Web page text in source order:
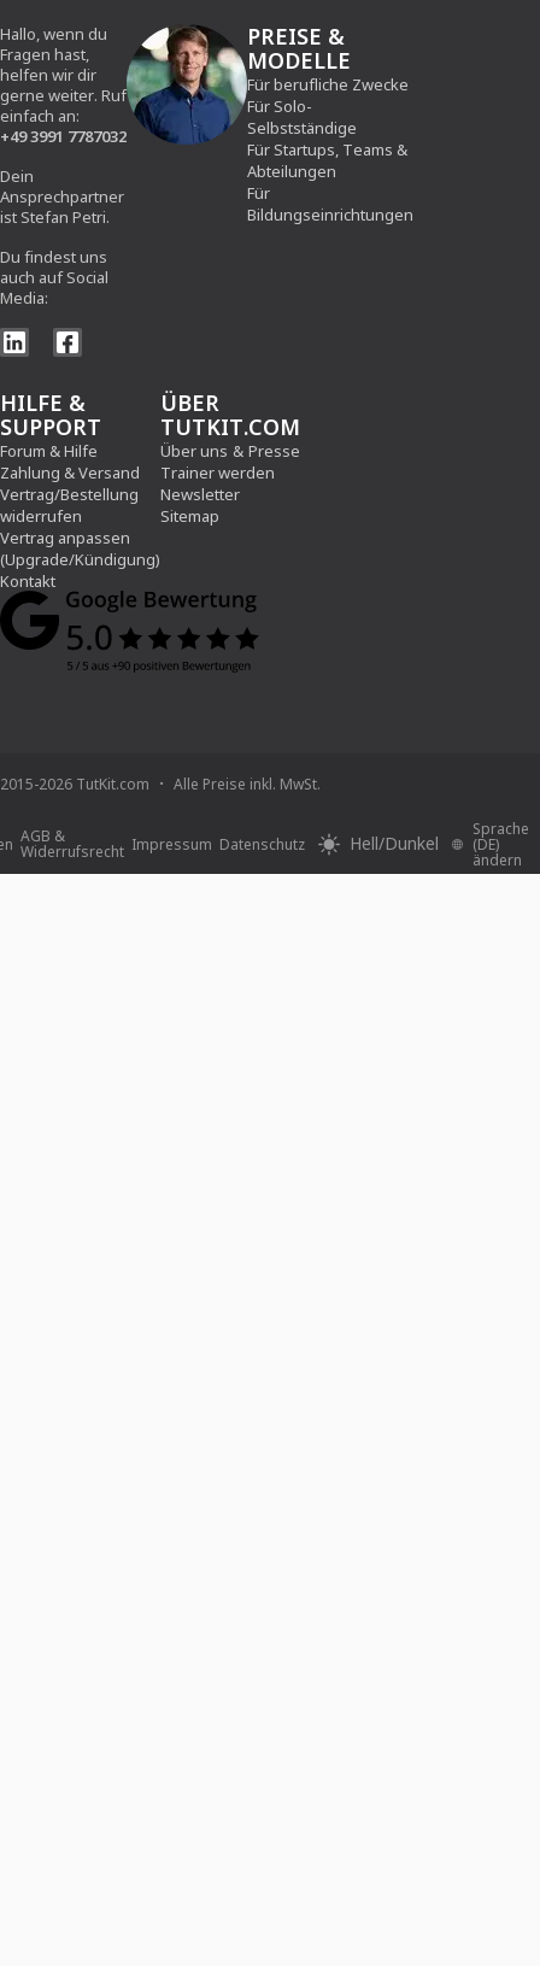
Hallo, wenn du
Fragen hast,
helfen wir dir
gerne weiter. Ruf
einfach an:
+49 3991 7787032
Dein
Ansprechpartner
ist Stefan Petri.
Du findest uns
auch auf Social
Media:
PREISE &
MODELLE
Für berufliche Zwecke
Für Solo-
Selbstständige
Für Startups, Teams &
Abteilungen
Für
Bildungseinrichtungen
HILFE &
SUPPORT
Forum & Hilfe
Zahlung & Versand
Vertrag/Bestellung
widerrufen
Vertrag anpassen
(Upgrade/Kündigung)
Kontakt
ÜBER
TUTKIT.COM
Über uns & Presse
Trainer werden
Newsletter
Sitemap
2015-2026 TutKit.com Alle Preise inkl. MwSt.
AGB &
Widerrufsrecht Impressum Datenschutz Hell/Dunkel
Sprache
(DE)
ändern